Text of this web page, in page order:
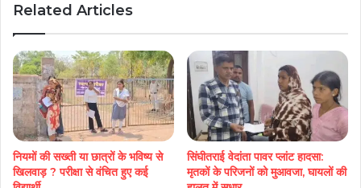
Related Articles
नियमों की सख्ती या छात्रों के भविष्य से
खिलवाड़ ? परीक्षा से वंचित हुए कई
सिंघीतराई वेदांता पावर प्लांट हादसा:
मृतकों के परिजनों को मुआवजा, घायलों की